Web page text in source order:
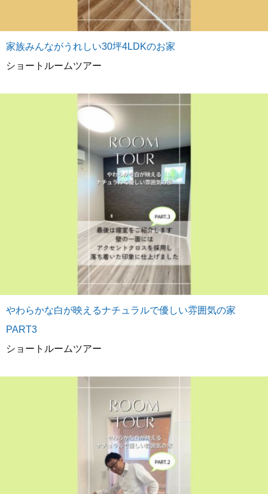
家族みんながうれしい30坪4LDKのお家
ショートルームツアー
やわらかな白が映えるナチュラルで優しい雰囲気の家
PART3
ショートルームツアー